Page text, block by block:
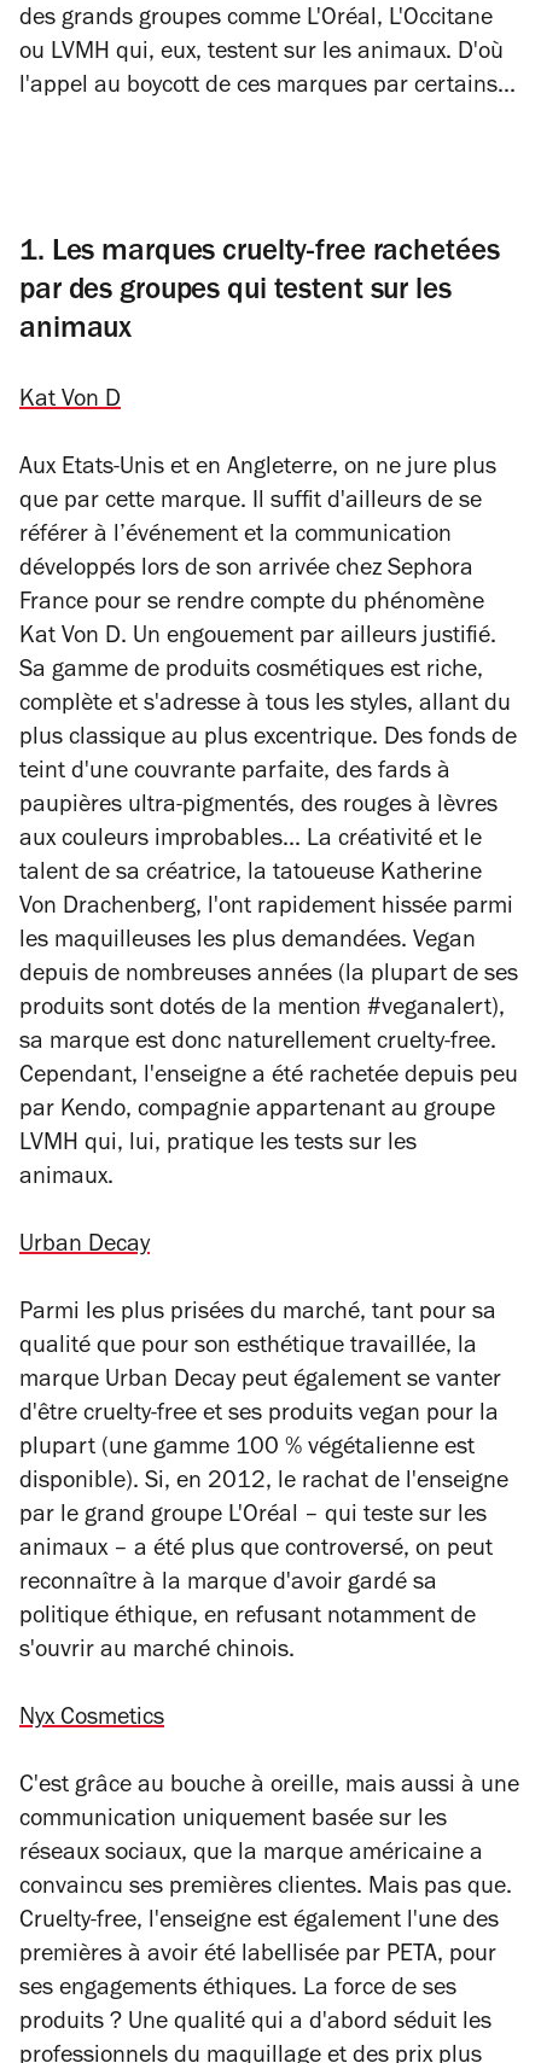
des grands groupes comme L'Oréal, L'Occitane
ou LVMH qui, eux, testent sur les animaux. D'où
l'appel au boycott de ces marques par certains...
1. Les marques cruelty-free rachetées
par des groupes qui testent sur les
animaux
Kat Von D
Aux Etats-Unis et en Angleterre, on ne jure plus
que par cette marque. Il suffit d'ailleurs de se
référer à l’événement et la communication
développés lors de son arrivée chez Sephora
France pour se rendre compte du phénomène
Kat Von D. Un engouement par ailleurs justifié.
Sa gamme de produits cosmétiques est riche,
complète et s'adresse à tous les styles, allant du
plus classique au plus excentrique. Des fonds de
teint d'une couvrante parfaite, des fards à
paupières ultra-pigmentés, des rouges à lèvres
aux couleurs improbables... La créativité et le
talent de sa créatrice, la tatoueuse Katherine
Von Drachenberg, l'ont rapidement hissée parmi
les maquilleuses les plus demandées. Vegan
depuis de nombreuses années (la plupart de ses
produits sont dotés de la mention #veganalert),
sa marque est donc naturellement cruelty-free.
Cependant, l'enseigne a été rachetée depuis peu
par Kendo, compagnie appartenant au groupe
LVMH qui, lui, pratique les tests sur les
animaux.
Urban Decay
Parmi les plus prisées du marché, tant pour sa
qualité que pour son esthétique travaillée, la
marque Urban Decay peut également se vanter
d'être cruelty-free et ses produits vegan pour la
plupart (une gamme 100 % végétalienne est
disponible). Si, en 2012, le rachat de l'enseigne
par le grand groupe L'Oréal – qui teste sur les
animaux – a été plus que controversé, on peut
reconnaître à la marque d'avoir gardé sa
politique éthique, en refusant notamment de
s'ouvrir au marché chinois.
Nyx Cosmetics
C'est grâce au bouche à oreille, mais aussi à une
communication uniquement basée sur les
réseaux sociaux, que la marque américaine a
convaincu ses premières clientes. Mais pas que.
Cruelty-free, l'enseigne est également l'une des
premières à avoir été labellisée par PETA, pour
ses engagements éthiques. La force de ses
produits ? Une qualité qui a d'abord séduit les
professionnels du maquillage et des prix plus